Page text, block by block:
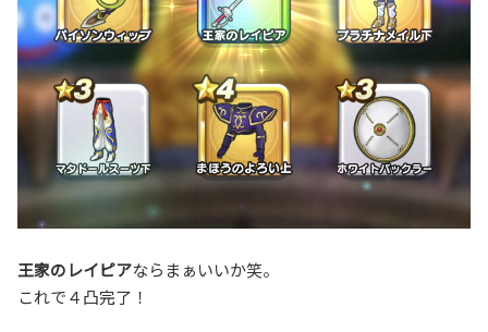
王家のレイピアならまぁいいか笑。
これで４凸完了！